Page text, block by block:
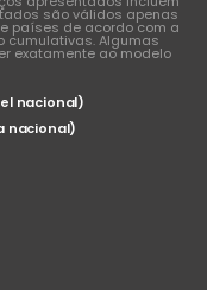
são válidos apenas
países de acordo com a
cumulativas. Algumas
exatamente ao modelo
nacional)
nacional)